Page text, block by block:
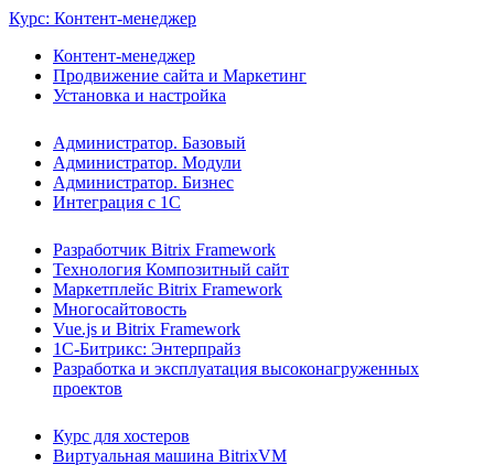
Курс: Контент-менеджер
Контент-менеджер
Продвижение сайта и Маркетинг
Установка и настройка
Администратор. Базовый
Администратор. Модули
Администратор. Бизнес
Интеграция с 1С
Разработчик Bitrix Framework
Технология Композитный сайт
Маркетплейс Bitrix Framework
Многосайтовость
Vue.js и Bitrix Framework
1С-Битрикс: Энтерпрайз
Разработка и эксплуатация высоконагруженных
проектов
Курс для хостеров
Виртуальная машина BitrixVM